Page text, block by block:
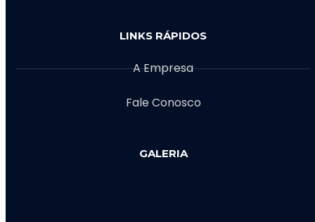
LINKS RÁPIDOS
A Empresa
Fale Conosco
GALERIA